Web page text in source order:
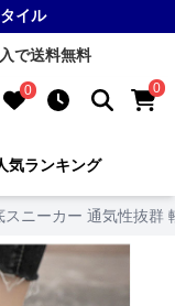
イル
で送料無料
0 0
気ランキング
スニーカー 通気性抜群